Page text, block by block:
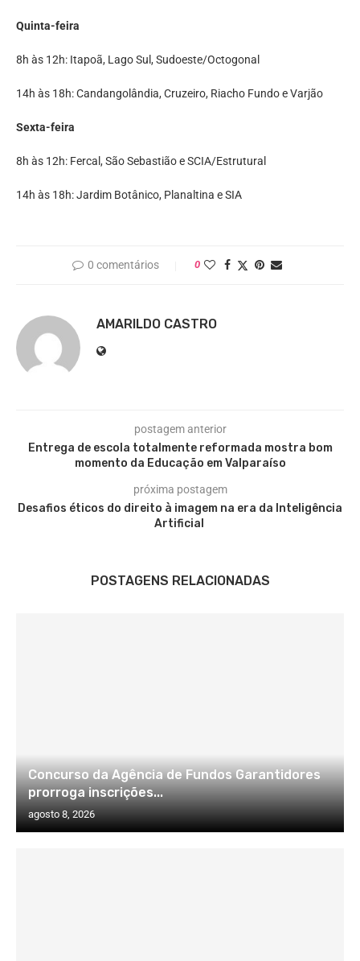
Quinta-feira
8h às 12h: Itapoã, Lago Sul, Sudoeste/Octogonal
14h às 18h: Candangolândia, Cruzeiro, Riacho Fundo e Varjão
Sexta-feira
8h às 12h: Fercal, São Sebastião e SCIA/Estrutural
14h às 18h: Jardim Botânico, Planaltina e SIA
0 comentários 0
AMARILDO CASTRO
postagem anterior
Entrega de escola totalmente reformada mostra bom
momento da Educação em Valparaíso
próxima postagem
Desafios éticos do direito à imagem na era da Inteligência
Artificial
POSTAGENS RELACIONADAS
Concurso da Agência de Fundos Garantidores
prorroga inscrições...
agosto 8, 2026